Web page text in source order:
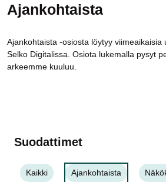
Ajankohtaista
Ajankohtaista -osiosta löytyy viimeaikaisia
Selko Digitalissa. Osiota lukemalla pysyt
arkeemme kuuluu.
Suodattimet
Kaikki Ajankohtaista